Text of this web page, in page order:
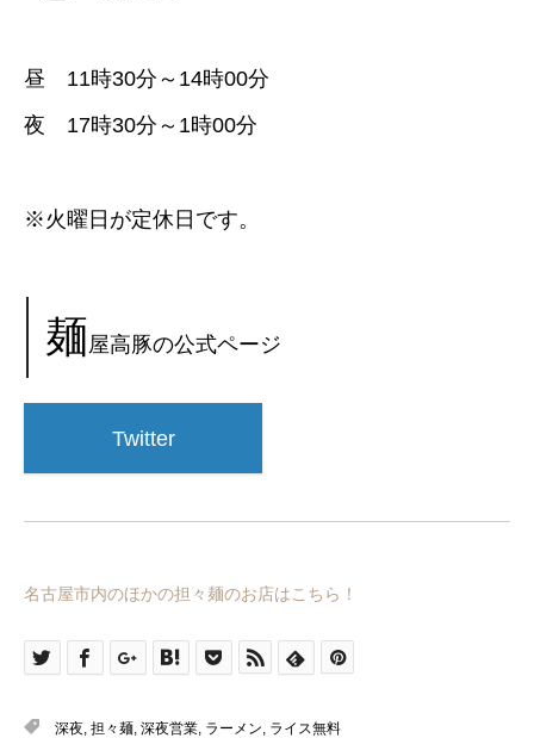
昼 11時30分～14時00分
夜 17時30分～1時00分
※火曜日が定休日です。
麺屋高豚の公式ページ
Twitter
名古屋市内のほかの担々麺のお店はこちら！
深夜 担々麺 深夜営業 ラーメン ライス無料